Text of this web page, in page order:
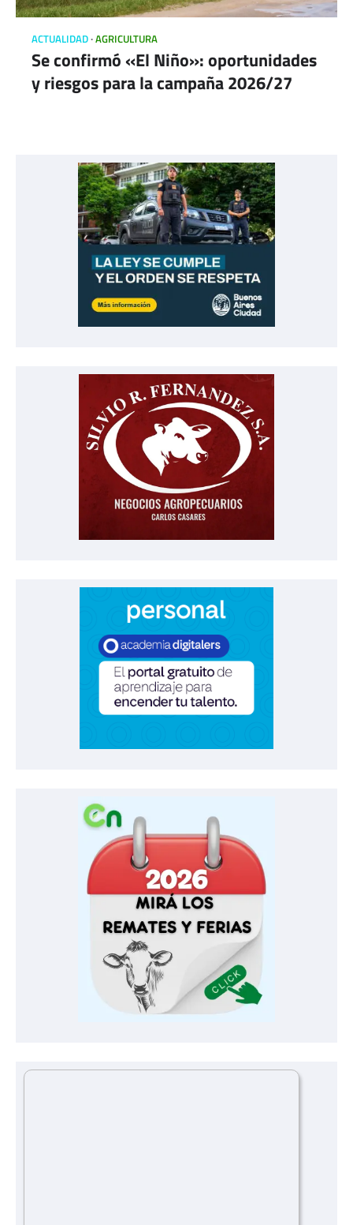
ACTUALIDAD AGRICULTURA
Se confirmó «El Niño»: oportunidades
y riesgos para la campaña 2026/27